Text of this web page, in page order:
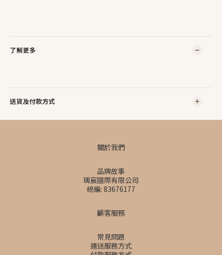
了解更多
送貨及付款方式
關於我們
品牌故事
瑀宸國際有限公司
統編: 83676177
顧客服務
常見問題
運送服務方式